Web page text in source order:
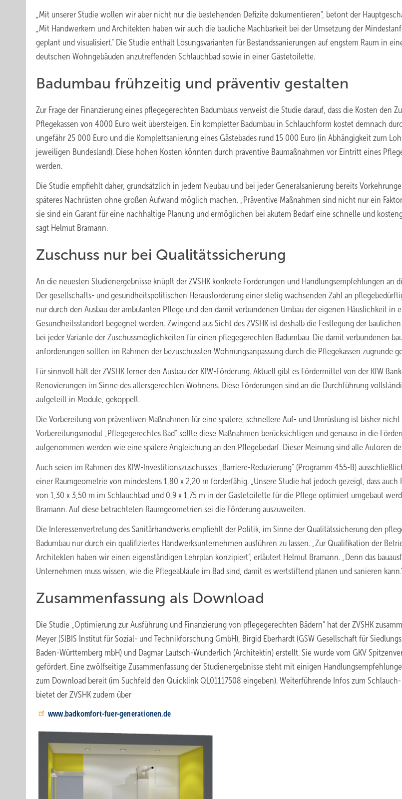
„Mit unserer Studie wollen wir aber nicht nur die bestehenden Defizite dokumentieren“, betont der
„Mit Handwerkern und Architekten haben wir auch die bauliche Machbarkeit bei der Umsetzung der
geplant und visualisiert.“ Die Studie enthält Lösungsvarianten für Bestandssanierungen auf engstem Raum in
deutschen Wohngebäuden anzutreffenden Schlauchbad sowie in einer Gästetoilette.
Badumbau frühzeitig und präventiv gestalten
Zur Frage der Finanzierung eines pflegegerechten Badumbaus verweist die Studie darauf, dass die Kosten den
Pflegekassen von 4000 Euro weit übersteigen. Ein kompletter Badumbau in Schlauchform kostet demnach
ungefähr 25 000 Euro und die Komplettsanierung eines Gästebades rund 15 000 Euro (in Abhängigkeit zum
jeweiligen Bundesland). Diese hohen Kosten könnten durch präventive Baumaßnahmen vor Eintritt eines
werden.
Die Studie empfiehlt daher, grundsätzlich in jedem Neubau und bei jeder Generalsanierung bereits
späteres Nachrüsten ohne großen Aufwand möglich machen. „Präventive Maßnahmen sind nicht nur ein
sie sind ein Garant für eine nachhaltige Planung und ermöglichen bei akutem Bedarf eine schnelle und
sagt Helmut Bramann.
Zuschuss nur bei Qualitätssicherung
An die neuesten Studienergebnisse knüpft der ZVSHK konkrete Forderungen und Handlungsempfehlungen an
Der gesellschafts- und gesundheitspolitischen Herausforderung einer stetig wachsenden Zahl an
nur durch den Ausbau der ambulanten Pflege und den damit verbundenen Umbau der eigenen Häuslichkeit in
Gesundheitsstandort begegnet werden. Zwingend aus Sicht des ZVSHK ist deshalb die Festlegung der
bei jeder Variante der Zuschussmöglichkeiten für einen pflegegerechten Badumbau. Die damit verbundenen
anforderungen sollten im Rahmen der bezuschussten Wohnungsanpassung durch die Pflegekassen zugrunde
Für sinnvoll hält der ZVSHK ferner den Ausbau der KfW-Förderung. Aktuell gibt es Fördermittel von der KfW
Renovierungen im Sinne des altersgerechten Wohnens. Diese Förderungen sind an die Durchführung
aufgeteilt in Module, gekoppelt.
Die Vorbereitung von präventiven Maßnahmen für eine spätere, schnellere Auf- und Umrüstung ist bisher
Vorbereitungsmodul „Pflegegerechtes Bad“ sollte diese Maßnahmen berücksichtigen und genauso in die
aufgenommen werden wie eine spätere Angleichung an den Pflegebedarf. Dieser Meinung sind alle Autoren
Auch seien im Rahmen des KfW-Investitionszuschusses „Barriere-Reduzierung“ (Programm 455-B)
einer Raumgeometrie von mindestens 1,80 x 2,20 m förderfähig. „Unsere Studie hat jedoch gezeigt, dass auch
von 1,30 x 3,50 m im Schlauchbad und 0,9 x 1,75 m in der Gästetoilette für die Pflege optimiert umgebaut
Bramann. Auf diese betrachteten Raumgeometrien sei die Förderung auszuweiten.
Die Interessenvertretung des Sanitärhandwerks empfiehlt der Politik, im Sinne der Qualitätssicherung den
Badumbau nur durch ein qualifiziertes Handwerksunternehmen ausführen zu lassen. „Zur Qualifikation der
Architekten haben wir einen eigenständigen Lehrplan konzipiert“, erläutert Helmut Bramann. „Denn das
Unternehmen muss wissen, wie die Pflegeabläufe im Bad sind, damit es wertstiftend planen und sanieren
Zusammenfassung als Download
Die Studie „Optimierung zur Ausführung und Finanzierung von pflegegerechten Bädern“ hat der ZVSHK
Meyer (SIBIS Institut für Sozial- und Technikforschung GmbH), Birgid Eberhardt (GSW Gesellschaft für
Baden-Württemberg mbH) und Dagmar Lautsch-Wunderlich (Architektin) erstellt. Sie wurde vom GKV
gefördert. Eine zwölfseitige Zusammenfassung der Studienergebnisse steht mit einigen
zum Download bereit (im Suchfeld den Quicklink QL01117508 eingeben). Weiterführende Infos zum Schlauch-
bietet der ZVSHK zudem über
www.badkomfort-fuer-generationen.de